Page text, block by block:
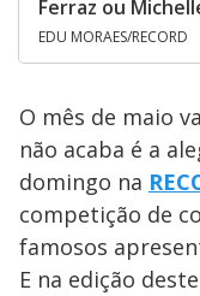
Ferraz ou
EDU MORAES/RECORD
O mês de maio
não acaba é a
domingo na
competição de
famosos
E na edição